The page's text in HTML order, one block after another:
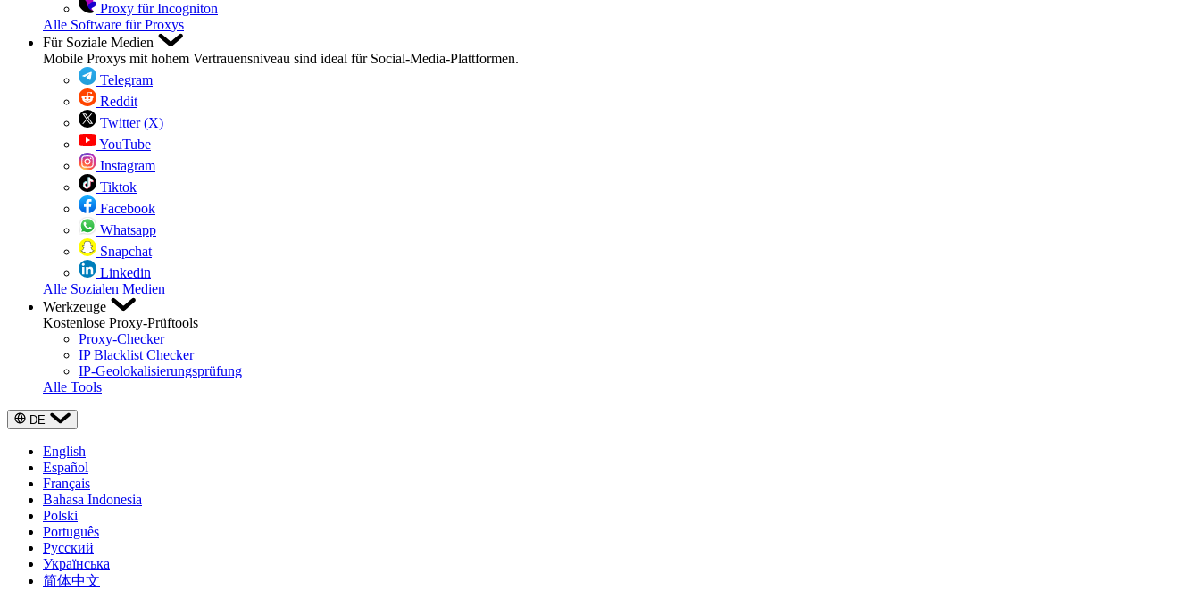
Proxy für Incogniton
Alle Software für Proxys
Für Soziale Medien
Mobile Proxys mit hohem Vertrauensniveau sind ideal für Social-Media-Plattformen.
Telegram
Reddit
Twitter (X)
YouTube
Instagram
Tiktok
Facebook
Whatsapp
Snapchat
Linkedin
Alle Sozialen Medien
Werkzeuge
Kostenlose Proxy-Prüftools
Proxy-Checker
IP Blacklist Checker
IP-Geolokalisierungsprüfung
Alle Tools
DE
English
Español
Français
Bahasa Indonesia
Polski
Português
Русский
Українська
简体中文